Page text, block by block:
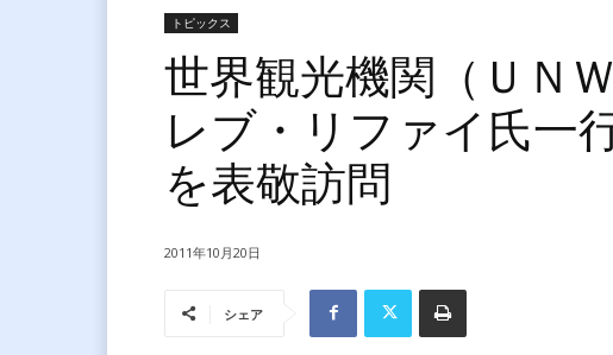
トピックス
世界観光機関（ＵＮ
レブ・リファイ氏一
を表敬訪問
2011年10月20日
シェア